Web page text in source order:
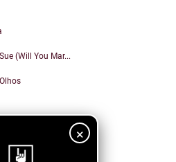
×
(Will You Mar...